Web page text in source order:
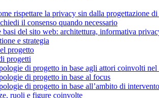
rispettare la privacy sin dalla progettazione
il consenso quando necessario
basi del sito web: architettura, informativa
e strategia
progetto
progetti
di progetto in base agli attori coinvolti nel
di progetto in base al focus
di progetto in base all’ambito di intervento
ruoli e figure coinvolte